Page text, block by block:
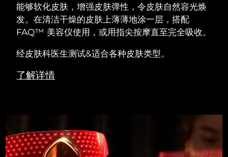
能够软化皮肤，增强皮肤弹性，令皮肤自然容光焕
发。在清洁干燥的皮肤上薄薄地涂一层，搭配
FAQ™ 美容仪使用，或用指尖按摩直至完全吸收。
经皮肤科医生测试&适合各种皮肤类型。
了解详情